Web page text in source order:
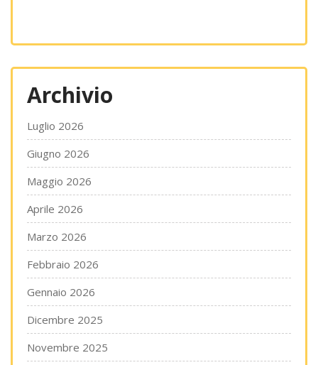
Archivio
Luglio 2026
Giugno 2026
Maggio 2026
Aprile 2026
Marzo 2026
Febbraio 2026
Gennaio 2026
Dicembre 2025
Novembre 2025